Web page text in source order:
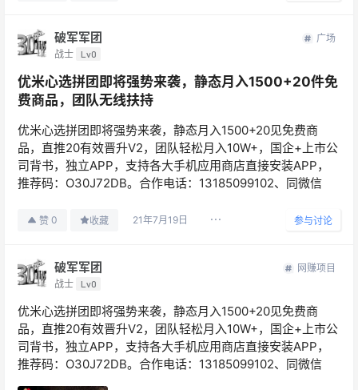
破军军团
战士 Lv0
广场
优米心选拼团即将强势来袭，静态月入1500+20件免
费商品，团队无线扶持
优米心选拼团即将强势来袭，静态月入1500+20见免费商
品，直推20有效晋升V2，团队轻松月入10W+，国企+上市公
司背书，独立APP，支持各大手机应用商店直接安装APP，
推荐码：O30J72DB。合作电话：13185099102、同微信
赞 0 收藏 21年7月19日 参与讨论
破军军团
战士 Lv0
网赚项目
优米心选拼团即将强势来袭，静态月入1500+20见免费商
品，直推20有效晋升V2，团队轻松月入10W+，国企+上市公
司背书，独立APP，支持各大手机应用商店直接安装APP，
推荐码：O30J72DB。合作电话：13185099102、同微信